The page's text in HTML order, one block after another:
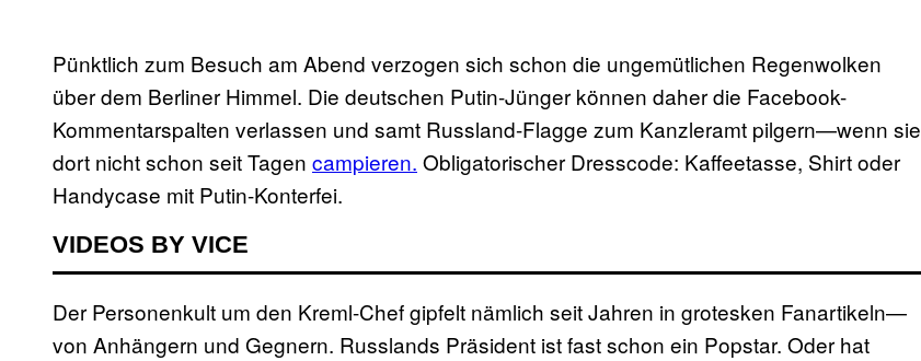
Pünktlich zum Besuch am Abend verzogen sich schon die ungemütlichen Regenwolken
über dem Berliner Himmel. Die deutschen Putin-Jünger können daher die Facebook-
Kommentarspalten verlassen und samt Russland-Flagge zum Kanzleramt pilgern—wenn sie
dort nicht schon seit Tagen campieren. Obligatorischer Dresscode: Kaffeetasse, Shirt oder
Handycase mit Putin-Konterfei.
VIDEOS BY VICE
Der Personenkult um den Kreml-Chef gipfelt nämlich seit Jahren in grotesken Fanartikeln—
von Anhängern und Gegnern. Russlands Präsident ist fast schon ein Popstar. Oder hat